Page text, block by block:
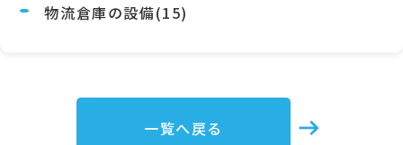
物流倉庫の設備(15)
一覧へ戻る